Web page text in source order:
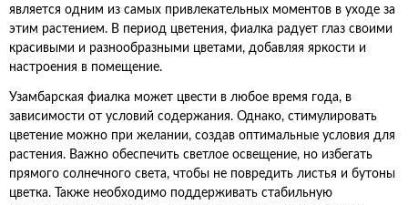
является одним из самых привлекательных моментов в уходе за
этим растением. В период цветения, фиалка радует глаз своими
красивыми и разнообразными цветами, добавляя яркости и
настроения в помещение.
Узамбарская фиалка может цвести в любое время года, в
зависимости от условий содержания. Однако, стимулировать
цветение можно при желании, создав оптимальные условия для
растения. Важно обеспечить светлое освещение, но избегать
прямого солнечного света, чтобы не повредить листья и бутоны
цветка. Также необходимо поддерживать стабильную